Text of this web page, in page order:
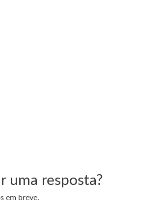
uma resposta?
em breve.